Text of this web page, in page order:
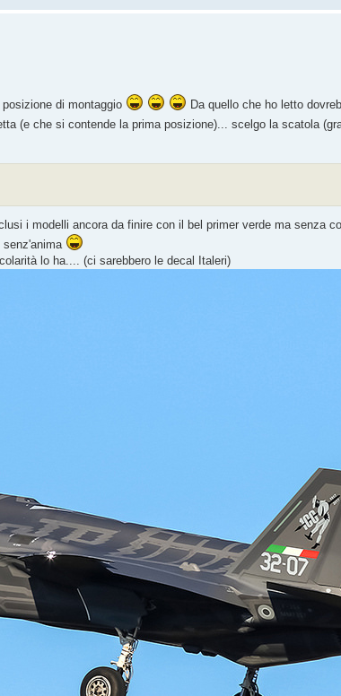
di montaggio
Da quello che ho letto
(e che si contende la prima posizione)... scelgo la scatola
i modelli ancora da finire con il bel primer verde ma senza
senz'anima
lo ha.... (ci sarebbero le decal Italeri)